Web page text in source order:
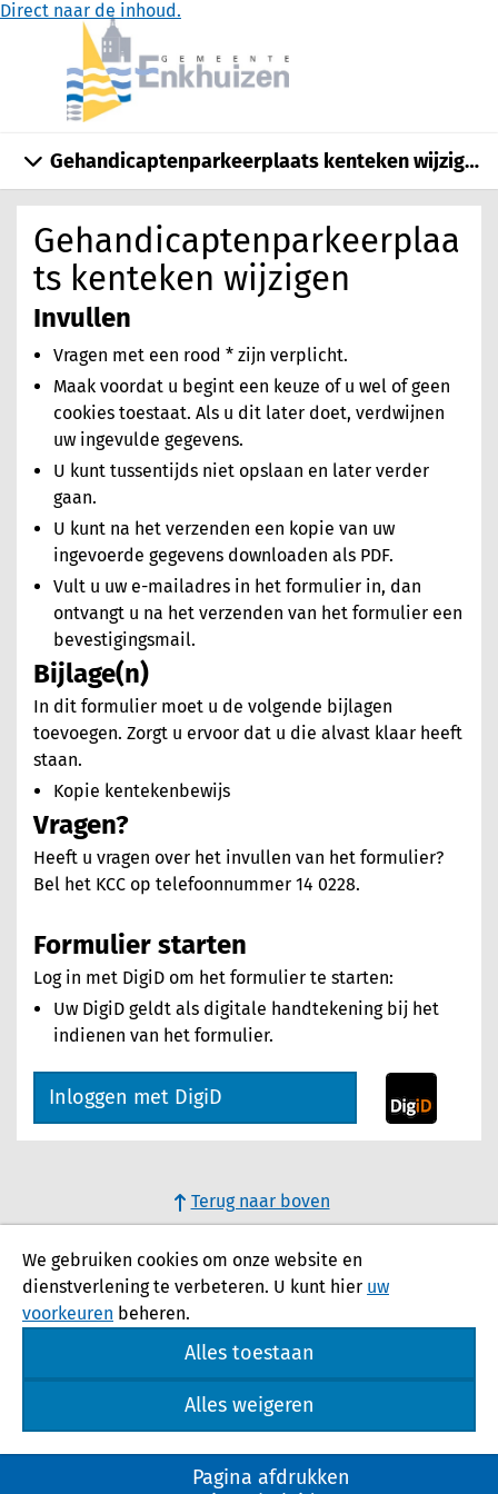
Direct naar de inhoud.
Gehandicaptenparkeerplaa
ts kenteken wijzigen
Invullen
Vragen met een rood * zijn verplicht.
Maak voordat u begint een keuze of u wel of geen
cookies toestaat. Als u dit later doet, verdwijnen
uw ingevulde gegevens.
U kunt tussentijds niet opslaan en later verder
gaan.
U kunt na het verzenden een kopie van uw
ingevoerde gegevens downloaden als PDF.
Vult u uw e-mailadres in het formulier in, dan
ontvangt u na het verzenden van het formulier een
bevestigingsmail.
Bijlage(n)
In dit formulier moet u de volgende bijlagen
toevoegen. Zorgt u ervoor dat u die alvast klaar heeft
staan.
Kopie kentekenbewijs
Vragen?
Heeft u vragen over het invullen van het formulier?
Bel het KCC op telefoonnummer 14 0228.
Formulier starten
Log in met DigiD om het formulier te starten:
Uw DigiD geldt als digitale handtekening bij het
indienen van het formulier.
Inloggen met DigiD
Gehandicaptenparkeerplaats kenteken wijzigen
Terug naar boven
We gebruiken cookies om onze website en
dienstverlening te verbeteren. U kunt hier uw
voorkeuren beheren.
Alles toestaan
Alles weigeren
Pagina afdrukken